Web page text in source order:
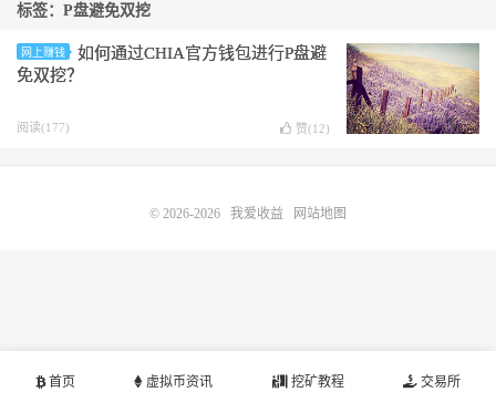
标签：P盘避免双挖
网上赚钱
如何通过CHIA官方钱包进行P盘避
免双挖？
阅读(177) 赞(12)
首页 虚拟币资讯 挖矿教程 交易所
© 2026-2026 我爱收益 网站地图